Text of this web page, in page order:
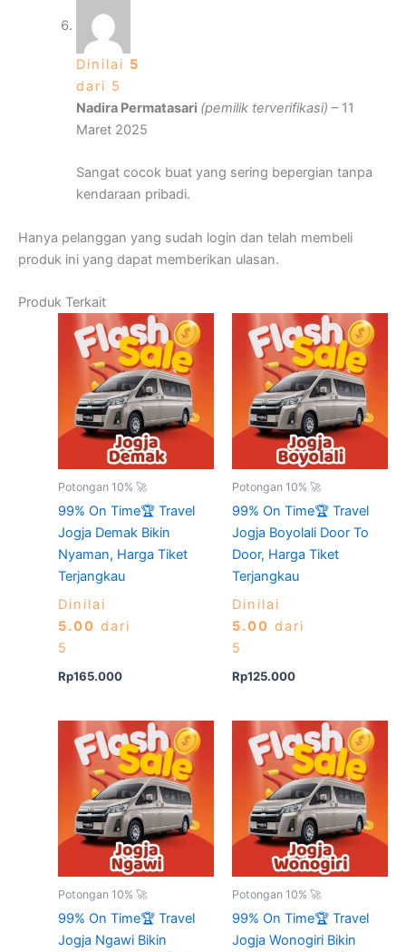
Dinilai 5
dari 5
Nadira Permatasari (pemilik terverifikasi) – 11
Maret 2025
Sangat cocok buat yang sering bepergian tanpa
kendaraan pribadi.
Hanya pelanggan yang sudah login dan telah membeli
produk ini yang dapat memberikan ulasan.
Produk Terkait
Potongan 10% 🚀
99% On Time🏆 Travel
Jogja Demak Bikin
Nyaman, Harga Tiket
Terjangkau
Dinilai
5.00 dari
5
Rp165.000
Potongan 10% 🚀
99% On Time🏆 Travel
Jogja Boyolali Door To
Door, Harga Tiket
Terjangkau
Dinilai
5.00 dari
5
Rp125.000
Potongan 10% 🚀
99% On Time🏆 Travel
Jogja Ngawi Bikin
Potongan 10% 🚀
99% On Time🏆 Travel
Jogja Wonogiri Bikin